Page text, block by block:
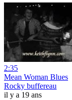
2:35
Mean Woman Blues
Rocky buffereau
il y a 19 ans